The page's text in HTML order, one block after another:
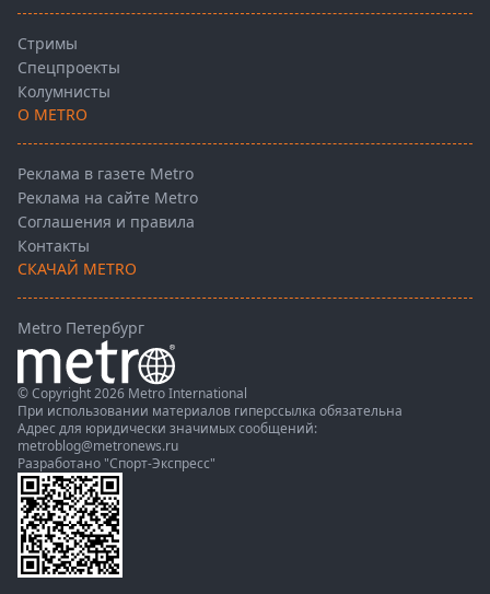
Стримы
Спецпроекты
Колумнисты
О METRO
Реклама в газете Metro
Реклама на сайте Metro
Соглашения и правила
Контакты
СКАЧАЙ METRO
Metro Петербург
© Copyright 2026 Metro International
При использовании материалов гиперссылка обязательна
Адрес для юридически значимых сообщений:
metroblog@metronews.ru
Разработано "Спорт-Экспресс"